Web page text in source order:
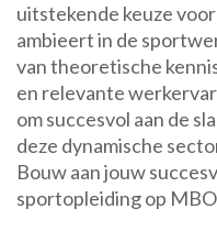
uitstekende keuze
ambieert in de
van theoretische
en relevante
om succesvol aan de
deze dynamische
Bouw aan jouw
sportopleiding op